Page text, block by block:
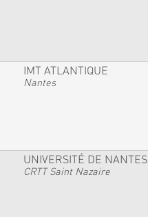
IMT ATLANTIQUE
Nantes
UNIVERSITÉ DE NANTES
CRTT Saint Nazaire